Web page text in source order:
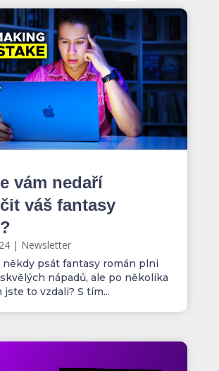
vám nedaří
váš fantasy
| Newsletter
někdy psát fantasy román plni
nápadů, ale po několika
jste to vzdali? S tím...